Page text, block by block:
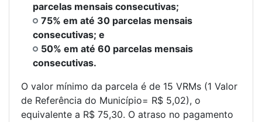
parcelas mensais consecutivas;
75% em até 30 parcelas mensais
consecutivas; e
50% em até 60 parcelas mensais
consecutivas.
O valor mínimo da parcela é de 15 VRMs (1 Valor
de Referência do Município= R$ 5,02), o
equivalente a R$ 75,30. O atraso no pagamento